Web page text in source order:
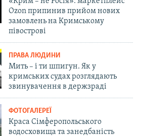
Ozon припинив прийом нових
замовлень на Кримському
півострові
ПРАВА ЛЮДИНИ
Мить – і ти шпигун. Як у
кримських судах розглядають
звинувачення в держзраді
ФОТОГАЛЕРЕЇ
Краса Сімферопольського
водосховища та занедбаність